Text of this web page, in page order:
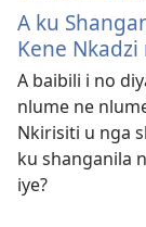
A ku
Kene
A baibili i no
nlume ne
Nkirisiti u nga
ku shanganila
iye?